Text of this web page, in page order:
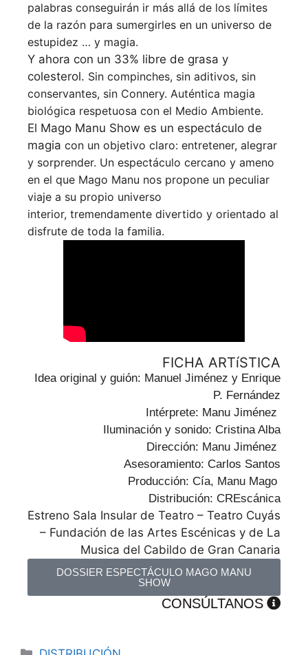
palabras conseguirán ir más allá de los límites
de la razón para sumergirles en un universo de
estupidez … y magia.
Y ahora con un 33% libre de grasa y
colesterol. Sin compinches, sin aditivos, sin
conservantes, sin Connery. Auténtica magia
biológica respetuosa con el Medio Ambiente.
El Mago Manu Show es un espectáculo de
magia con un objetivo claro: entretener, alegrar
y sorprender. Un espectáculo cercano y ameno
en el que Mago Manu nos propone un peculiar
viaje a su propio universo
interior, tremendamente divertido y orientado al
disfrute de toda la familia.
FICHA ARTíSTICA
Idea original y guión: Manuel Jiménez y Enrique
P. Fernández
Intérprete: Manu Jiménez
Iluminación y sonido: Cristina Alba
Dirección: Manu Jiménez
Asesoramiento: Carlos Santos
Producción: Cía, Manu Mago
Distribución: CREscánica
Estreno Sala Insular de Teatro – Teatro Cuyás
– Fundación de las Artes Escénicas y de La
Musica del Cabildo de Gran Canaria
DOSSIER ESPECTÁCULO MAGO MANU
SHOW
CONSÚLTANOS